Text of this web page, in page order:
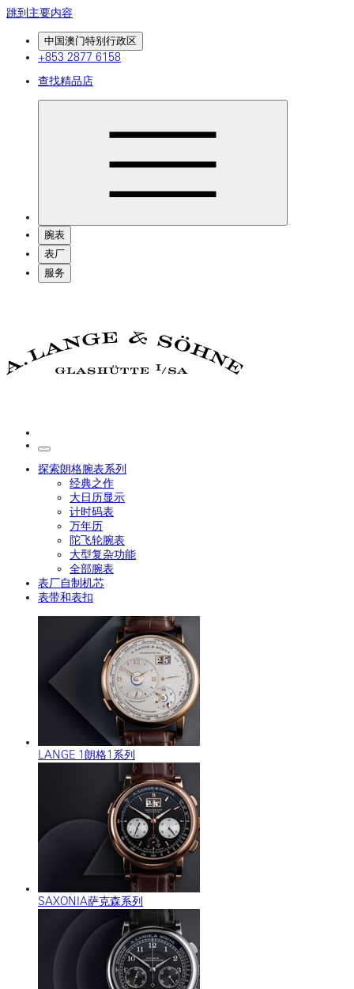
跳到主要内容
中国澳门特别行政区
+853 2877 6158
查找精品店
腕表
表厂
服务
探索朗格腕表系列
经典之作
大日历显示
计时码表
万年历
陀飞轮腕表
大型复杂功能
全部腕表
表厂自制机芯
表带和表扣
LANGE 1朗格1系列
SAXONIA萨克森系列